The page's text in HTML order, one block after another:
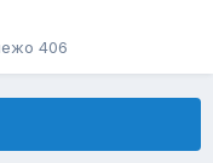
406